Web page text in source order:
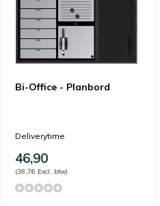
Bi-Office - Planbord
Deliverytime
46,90
(38,76 Excl. btw)